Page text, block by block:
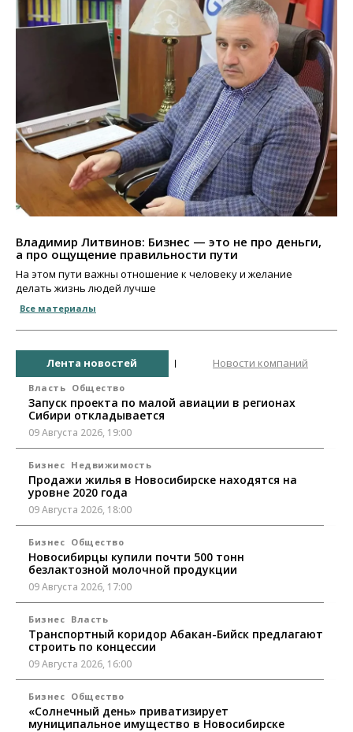
Владимир Литвинов: Бизнес — это не про деньги,
а про ощущение правильности пути
На этом пути важны отношение к человеку и желание
делать жизнь людей лучше
Все материалы
Лента новостей Новости компаний
Власть Общество
Запуск проекта по малой авиации в регионах
Сибири откладывается
09 Августа 2026, 19:00
Бизнес Недвижимость
Продажи жилья в Новосибирске находятся на
уровне 2020 года
09 Августа 2026, 18:00
Бизнес Общество
Новосибирцы купили почти 500 тонн
безлактозной молочной продукции
09 Августа 2026, 17:00
Бизнес Власть
Транспортный коридор Абакан-Бийск предлагают
строить по концессии
09 Августа 2026, 16:00
Бизнес Общество
«Солнечный день» приватизирует
муниципальное имущество в Новосибирске